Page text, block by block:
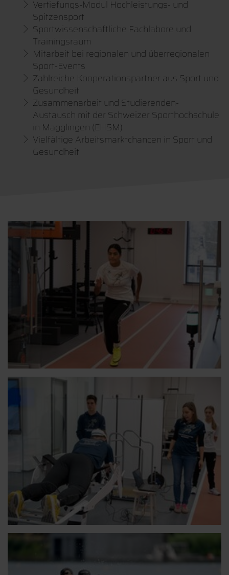
Vertiefungs-Modul Hochleistungs- und
Spitzensport
Sportwissenschaftliche Fachlabore und
Trainingsraum
Mitarbeit bei regionalen und überregionalen
Sport-Events
Zahlreiche Kooperationspartner aus Sport und
Gesundheit
Zusammenarbeit und Studierenden-
Austausch mit der Schweizer Sporthochschule
in Magglingen (EHSM)
Vielfältige Arbeitsmarktchancen in Sport und
Gesundheit